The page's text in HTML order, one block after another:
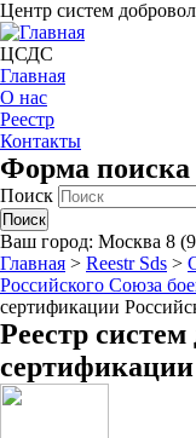
Центр систем
ЦСДС
Главная
О нас
Реестр
Контакты
Форма поиска
Поиск
Ваш город: Москва 8
Главная > Reestr Sds >
Российского Союза
сертификации
Реестр
сертификации